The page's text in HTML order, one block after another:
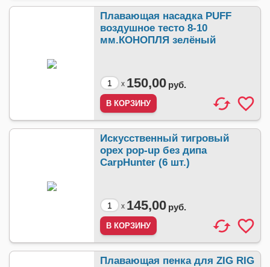
Плавающая насадка PUFF
воздушное тесто 8-10
мм.КОНОПЛЯ зелёный
x 150,00 руб.
Искусственный тигровый
орех pop-up без дипа
CarpHunter (6 шт.)
x 145,00 руб.
Плавающая пенка для ZIG RIG